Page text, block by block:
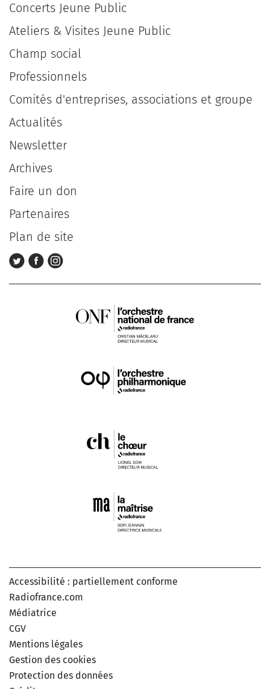
Concerts Jeune Public
Ateliers & Visites Jeune Public
Champ social
Professionnels
Comités d'entreprises, associations et groupe
Actualités
Newsletter
Archives
Faire un don
Partenaires
Plan de site
Accessibilité : partiellement conforme
Radiofrance.com
Médiatrice
CGV
Mentions légales
Gestion des cookies
Protection des données